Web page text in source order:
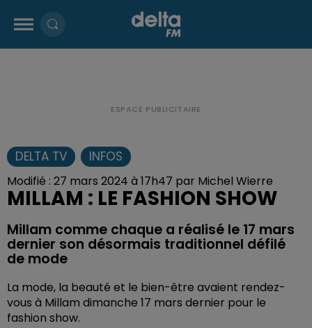
DELTA TV INFOS
Modifié : 27 mars 2024 à 17h47 par Michel Wierre
MILLAM : LE FASHION SHOW
Millam comme chaque a réalisé le 17 mars
dernier son désormais traditionnel défilé
de mode
La mode, la beauté et le bien-être avaient rendez-
vous à Millam dimanche 17 mars dernier pour le
fashion show.